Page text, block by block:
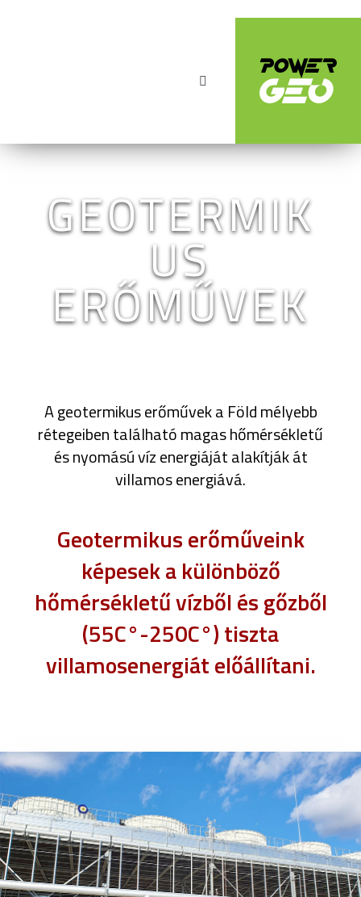
GEOTERMIK
US
ERŐMŰVEK
A geotermikus erőművek a Föld mélyebb
rétegeiben található magas hőmérsékletű
és nyomású víz energiáját alakítják át
villamos energiává.
Geotermikus erőműveink
képesek a különböző
hőmérsékletű vízből és gőzből
(55C°-250C°) tiszta
villamosenergiát előállítani.